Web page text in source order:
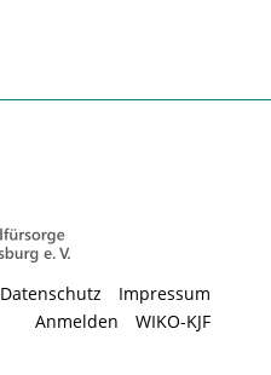
Impressum
Datenschutz
WIKO-KJF
Anmelden